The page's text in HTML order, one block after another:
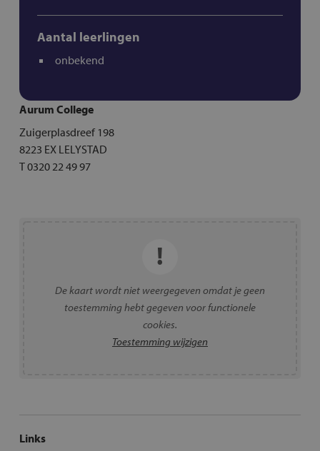
Aurum College
Zuigerplasdreef 198
8223 EX LELYSTAD
T 0320 22 49 97
De kaart wordt niet weergegeven omdat je geen
toestemming hebt gegeven voor functionele
cookies.
Toestemming wijzigen
Aantal leerlingen
onbekend
Links